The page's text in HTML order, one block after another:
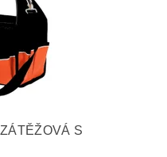
S